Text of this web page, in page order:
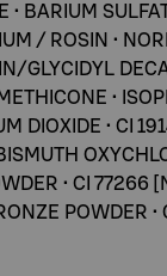
BARIUM
/ ROSIN •
GLYCIDYL
•
DIOXIDE • CI
• CI 77266
POWDER